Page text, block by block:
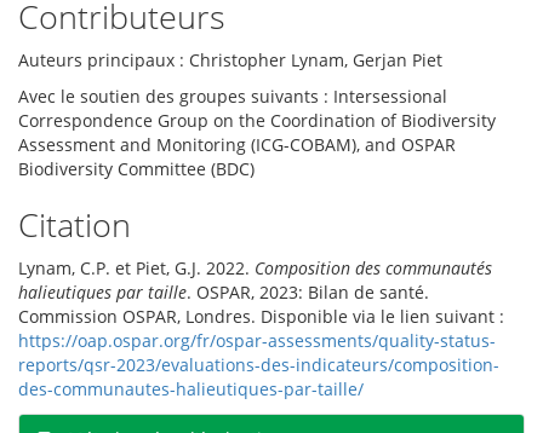
Contributeurs
Auteurs principaux : Christopher Lynam, Gerjan Piet
Avec le soutien des groupes suivants : Intersessional
Correspondence Group on the Coordination of Biodiversity
Assessment and Monitoring (ICG-COBAM), and OSPAR
Biodiversity Committee (BDC)
Citation
Lynam, C.P. et Piet, G.J. 2022. Composition des communautés
halieutiques par taille. OSPAR, 2023: Bilan de santé.
Commission OSPAR, Londres. Disponible via le lien suivant :
https://oap.ospar.org/fr/ospar-assessments/quality-status-
reports/qsr-2023/evaluations-des-indicateurs/composition-
des-communautes-halieutiques-par-taille/